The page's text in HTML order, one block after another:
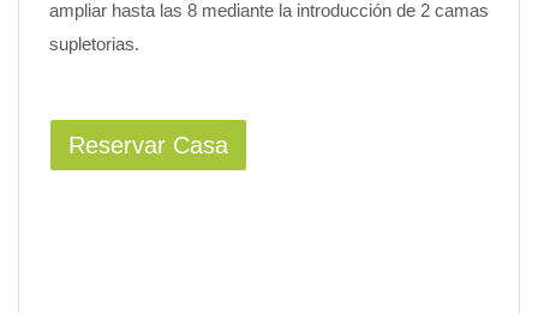
ampliar hasta las 8 mediante la introducción de 2 camas
supletorias.
Reservar Casa